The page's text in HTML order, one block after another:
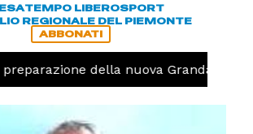
TEMPO LIBEROSPORT
REGIONALE DEL PIEMONTE
ABBONATI
della nuova Granda Volley